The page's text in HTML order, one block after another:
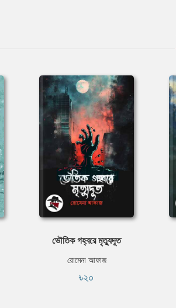
ভৌতিক গহ্বরে মৃত্যুদূত
রোমেনা আফাজ
৳২০